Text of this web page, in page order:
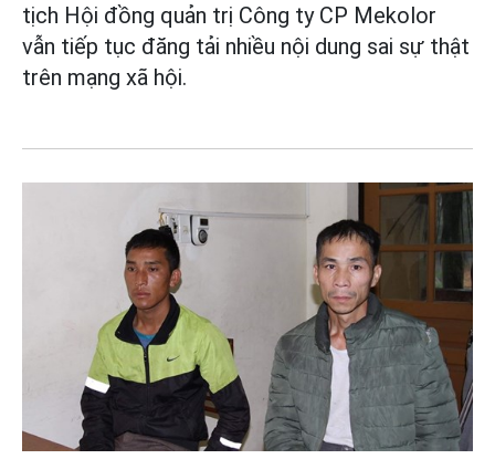
tịch Hội đồng quản trị Công ty CP Mekolor
vẫn tiếp tục đăng tải nhiều nội dung sai sự thật
trên mạng xã hội.